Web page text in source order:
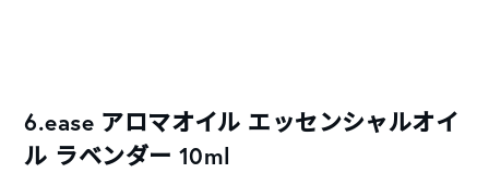
6.ease アロマオイル エッセンシャルオイ
ル ラベンダー 10ml